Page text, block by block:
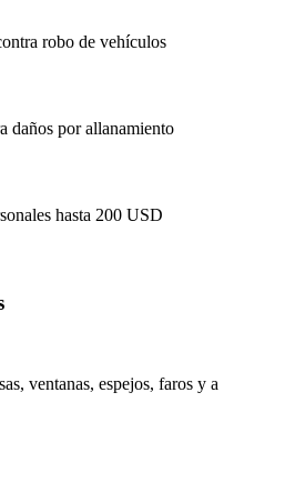
robo de vehículos
daños por allanamiento
hasta 200 USD
ventanas, espejos, faros y a